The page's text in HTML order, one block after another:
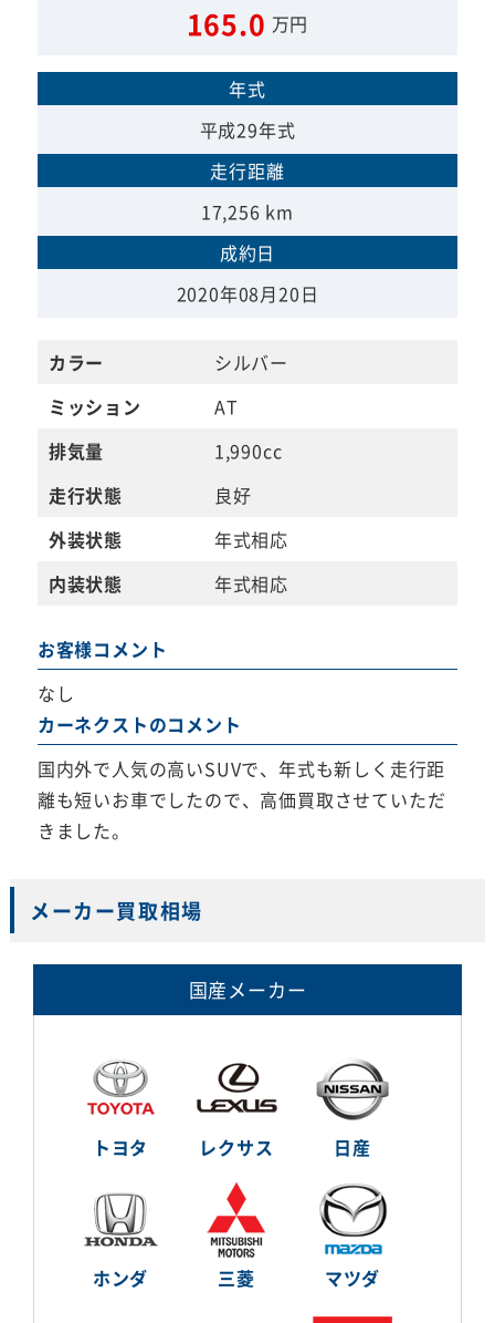
165.0 万円
年式
平成29年式
走行距離
17,256 km
成約日
2020年08月20日
カラー
シルバー
ミッション
AT
排気量
1,990cc
走行状態
良好
外装状態
年式相応
内装状態
年式相応
お客様コメント
なし
カーネクストのコメント
国内外で人気の高いSUVで、年式も新しく走行距
離も短いお車でしたので、高価買取させていただ
きました。
メーカー買取相場
国産メーカー
トヨタ レクサス 日産
ホンダ 三菱 マツダ